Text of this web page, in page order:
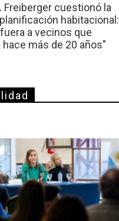
Freiberger cuestionó la
habitacional:
a vecinos que
hace más de 20 años"